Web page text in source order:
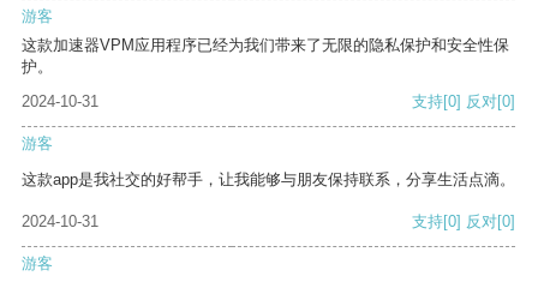
游客
这款加速器VPM应用程序已经为我们带来了无限的隐私保护和安全性保
护。
2024-10-31
支持[0] 反对[0]
游客
这款app是我社交的好帮手，让我能够与朋友保持联系，分享生活点滴。
2024-10-31 支持[0] 反对[0]
游客